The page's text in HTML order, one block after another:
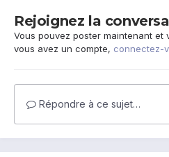
Rejoignez la
Vous pouvez poster maintenant et
vous avez un compte, connectez-
Répondre à ce sujet…